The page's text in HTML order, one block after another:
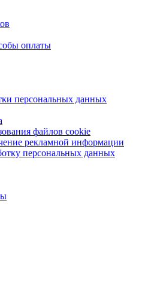
оплаты
персональных данных
файлов cookie
рекламной информации
персональных данных